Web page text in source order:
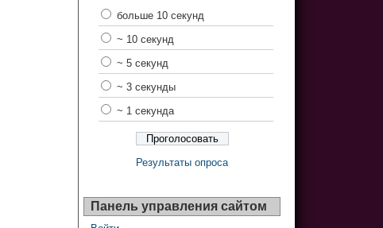
больше 10 секунд
~ 10 секунд
~ 5 секунд
~ 3 секунды
~ 1 секунда
Результаты опроса
Панель управления сайтом